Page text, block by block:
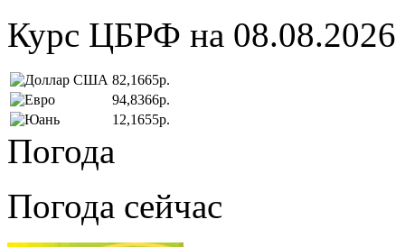
Курс ЦБРФ на 08.08.2026
82,1665р.
94,8366р.
12,1655р.
Погода
Погода сейчас